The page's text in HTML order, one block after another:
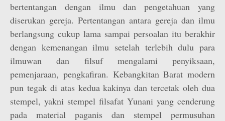
bertentangan dengan ilmu dan pengetahuan yang
diserukan gereja. Pertentangan antara gereja dan ilmu
berlangsung cukup lama sampai persoalan itu berakhir
dengan kemenangan ilmu setelah terlebih dulu para
ilmuwan dan filsuf mengalami penyiksaan,
pemenjaraan, pengkafiran. Kebangkitan Barat modern
pun tegak di atas kedua kakinya dan tercetak oleh dua
stempel, yakni stempel filsafat Yunani yang cenderung
pada material paganis dan stempel permusuhan